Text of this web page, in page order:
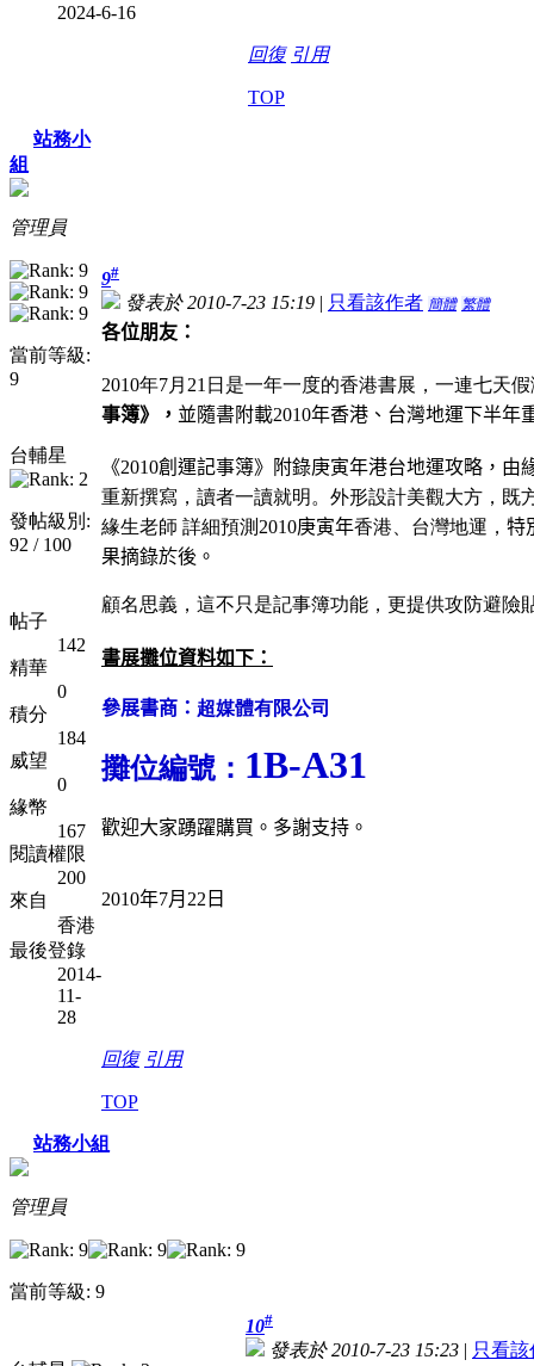
2024-6-16
回復 引用
TOP
站務小
組
管理員
當前等級:
9
台輔星
發帖級別:
92 / 100
帖子
142
精華
0
積分
184
威望
0
緣幣
167
閱讀權限
200
來自
香港
最後登錄
2014-
11-
28
9#
發表於 2010-7-23 15:19 | 只看該作者 簡體 繁體
各位朋友：
2010年7月 21 日 是一年一度的香港書展，一連七天
事簿》， 並隨書附載2010年香港、台灣地運下半年
《2010創運記事簿》附錄庚寅年港台地運攻略，由
重新撰寫，讀者一讀就明。外形設計美觀大方，既
緣生老師 詳細預測 2010庚寅年香港、台灣地運， 特
果摘錄於後。
顧名思義 ，這不只是記事簿功能，更提供攻防避
書展攤位資料如下：
參展書商： 超媒體有限公司
攤位編號： 1B-A31
歡迎大家踴躍購買。多謝支持。
2010年7月 22 日
回復 引用
TOP
站務小組
管理員
當前等級: 9
10#
發表於 2010-7-23 15:23 | 只看該